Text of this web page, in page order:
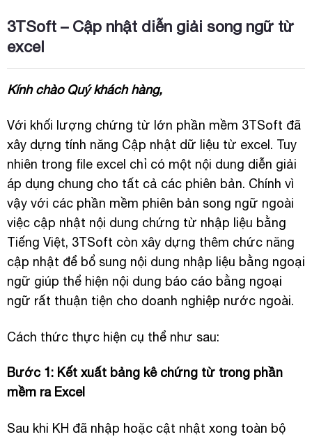
3TSoft – Cập nhật diễn giải song ngữ từ
excel
Kính chào Quý khách hàng,
Với khối lượng chứng từ lớn phần mềm 3TSoft đã
xây dựng tính năng Cập nhật dữ liệu từ excel. Tuy
nhiên trong file excel chỉ có một nội dung diễn giải
áp dụng chung cho tất cả các phiên bản. Chính vì
vậy với các phần mềm phiên bản song ngữ ngoài
việc cập nhật nội dung chứng từ nhập liệu bằng
Tiếng Việt, 3TSoft còn xây dựng thêm chức năng
cập nhật để bổ sung nội dung nhập liệu bằng ngoại
ngữ giúp thể hiện nội dung báo cáo bằng ngoại
ngữ rất thuận tiện cho doanh nghiệp nước ngoài.
Cách thức thực hiện cụ thể như sau:
Bước 1: Kết xuất bảng kê chứng từ trong phần
mềm ra Excel
Sau khi KH đã nhập hoặc cật nhật xong toàn bộ